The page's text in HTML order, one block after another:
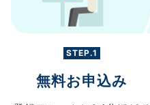
STEP.1
無料お申込み